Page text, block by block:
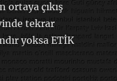
ortaya çıkış
tekrar
yoksa ETİK